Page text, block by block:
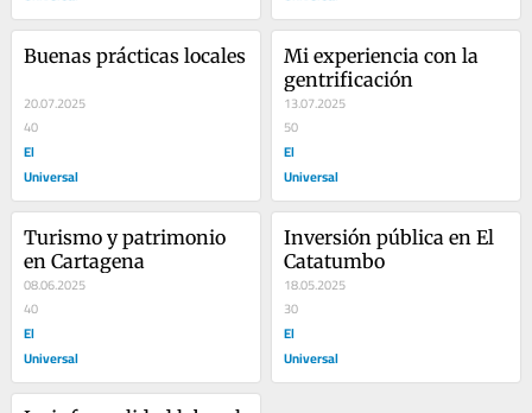
Buenas prácticas locales
20.07.2025
40
El
Universal
Mi experiencia con la
gentrificación
13.07.2025
50
El
Universal
Turismo y patrimonio
en Cartagena
08.06.2025
40
El
Universal
Inversión pública en El
Catatumbo
18.05.2025
30
El
Universal